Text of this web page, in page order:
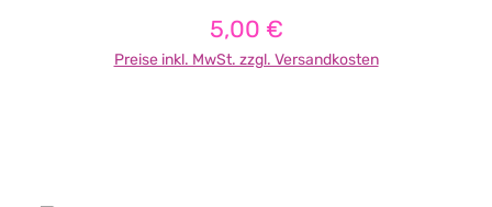
Regulärer Preis:
5,00 €
Preise inkl. MwSt. zzgl. Versandkosten